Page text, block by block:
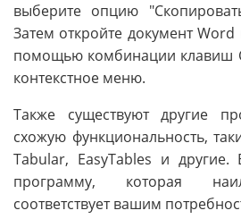
выберите опцию
Затем откройте документ Word
помощью комбинации клавиш
контекстное меню.
Также существуют другие
схожую функциональность,
Tabular, EasyTables и
программу, которая
соответствует вашим